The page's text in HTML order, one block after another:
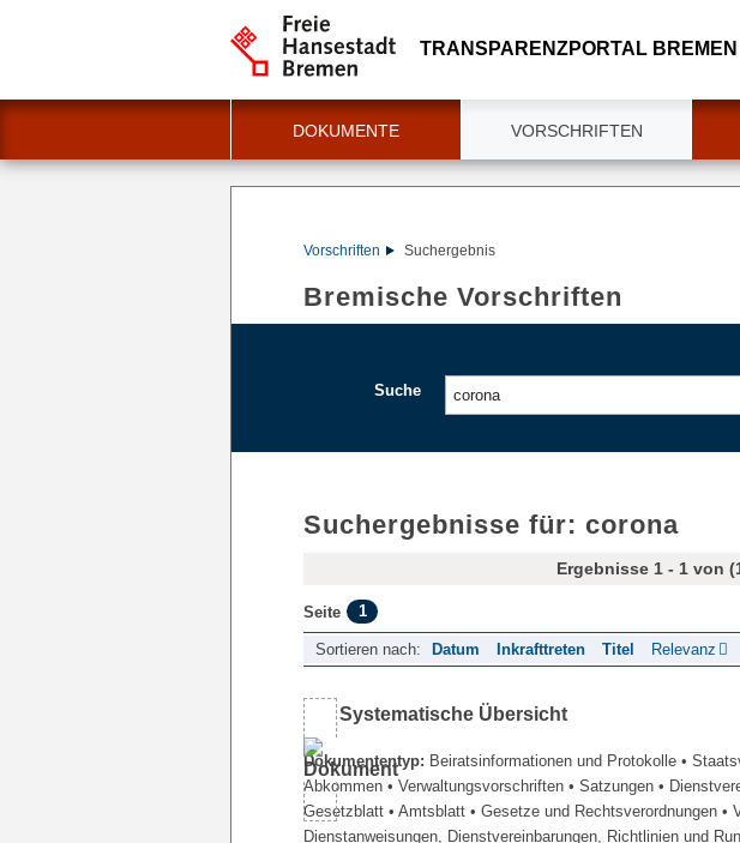
TRANSPARENZPORTAL BREMEN
DOKUMENTE VORSCHRIFTEN
Vorschriften Suchergebnis
Bremische Vorschriften
Suche
Suchergebnisse für: corona
Ergebnisse 1 - 1 von
Seite 1
Sortieren nach: Datum Inkrafttreten Titel Relevanz
Systematische Übersicht
Dokumententyp: Beiratsinformationen und Protokolle •
Abkommen • Verwaltungsvorschriften • Satzungen •
Gesetzblatt • Amtsblatt • Gesetze und Rechtsverordnungen •
Dienstanweisungen, Dienstvereinbarungen, Richtlinien und